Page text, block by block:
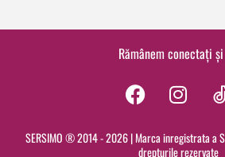
Rămânem conectați
F
c
I
s
SERSIMO ® 2014 - 2026 | Marca inregistrata a
drepturile rezervate